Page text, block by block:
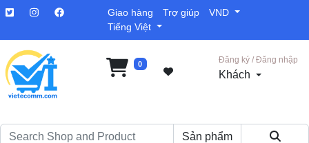
Giao hàng Trợ giúp
VND
Tiếng Việt
0 Đăng ký / Đăng nhập
Khách